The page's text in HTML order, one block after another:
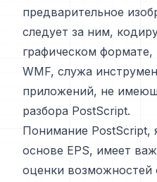
предварительное
следует за ним,
графическом формате,
WMF, служа
приложений, не
разбора PostScript.
Понимание PostScript,
основе EPS, имеет
оценки